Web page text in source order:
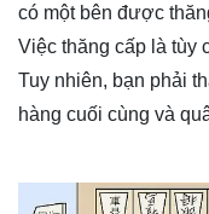
có một bên được
Việc thăng cấp là tùy
Tuy nhiên, bạn phải
hàng cuối cùng và